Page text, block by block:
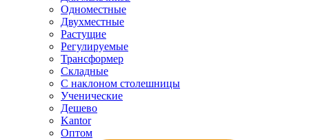
Одноместные
Двухместные
Растущие
Регулируемые
Трансформер
Складные
С наклоном столешницы
Ученические
Дешево
Kantor
Оптом